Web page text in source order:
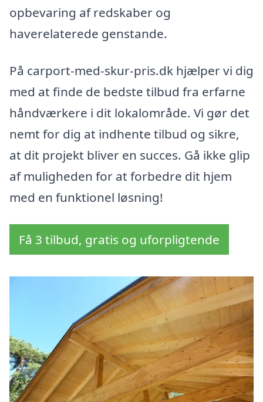
opbevaring af redskaber og
haverelaterede genstande.
På carport-med-skur-pris.dk hjælper vi dig
med at finde de bedste tilbud fra erfarne
håndværkere i dit lokalområde. Vi gør det
nemt for dig at indhente tilbud og sikre,
at dit projekt bliver en succes. Gå ikke glip
af muligheden for at forbedre dit hjem
med en funktionel løsning!
Få 3 tilbud, gratis og uforpligtende